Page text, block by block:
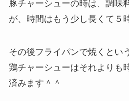
豚チャーシューの時は、調味
が、時間はもう少し長くて５
その後フライパンで焼くとい
鶏チャーシューはそれよりも
済みます＾＾